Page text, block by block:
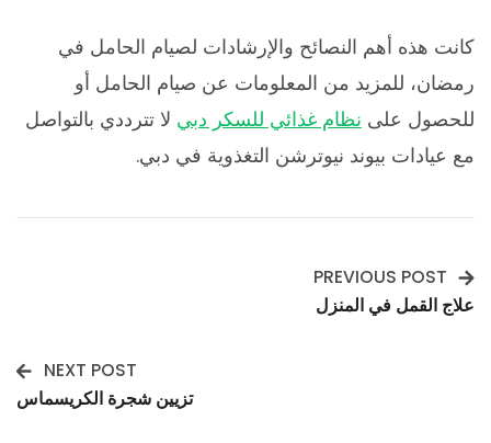
كانت هذه أهم النصائح والإرشادات لصيام الحامل في
رمضان، للمزيد من المعلومات عن صيام الحامل أو
للحصول على نظام غذائي للسكر دبي لا تترددي بالتواصل
مع عيادات بيوند نيوترشن التغذوية في دبي.
Post
PREVIOUS POST
علاج القمل في المنزل
NEXT POST
تزيين شجرة الكريسماس